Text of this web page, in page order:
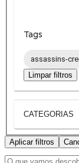
Tags
assassins-
Limpar filtros
CATEGORIAS
Aplicar filtros